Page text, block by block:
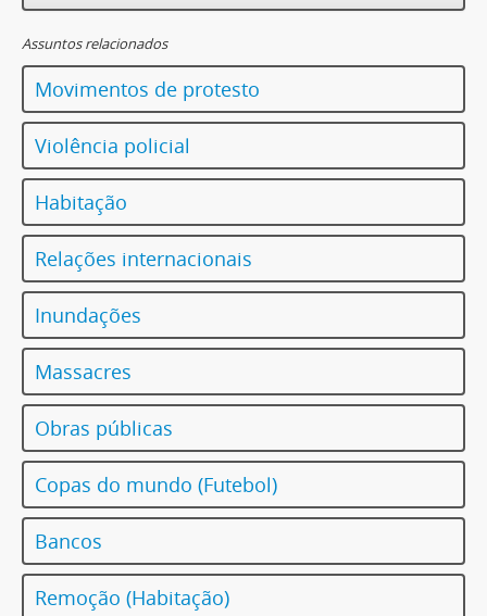
Assuntos relacionados
Movimentos de protesto
Violência policial
Habitação
Relações internacionais
Inundações
Massacres
Obras públicas
Copas do mundo (Futebol)
Bancos
Remoção (Habitação)